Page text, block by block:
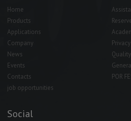
Home
Products
Applications
Company
News
Events
Contacts
job opportunities
POR
Social